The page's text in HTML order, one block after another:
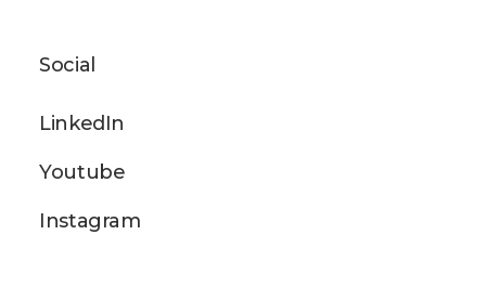
Social
LinkedIn
Youtube
Instagram